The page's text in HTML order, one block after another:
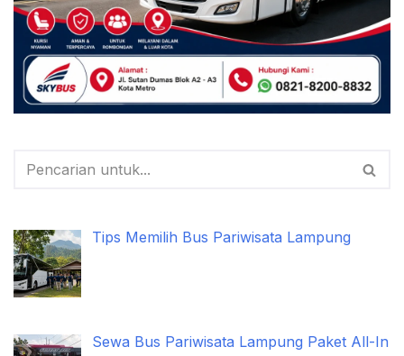
Tips Memilih Bus Pariwisata Lampung
Sewa Bus Pariwisata Lampung Paket All-In